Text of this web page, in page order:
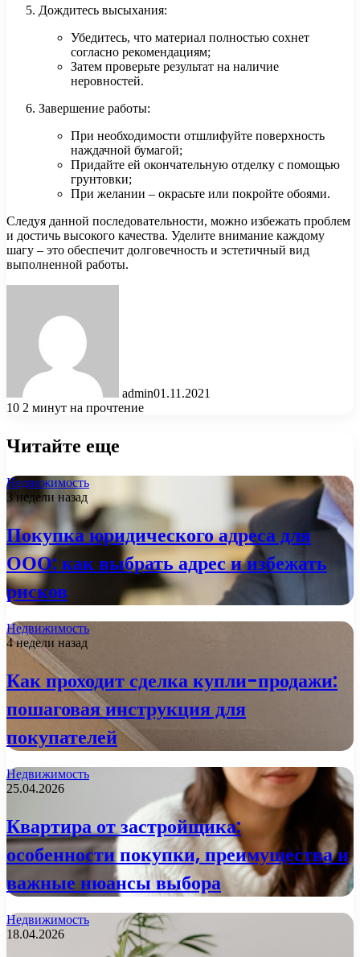
Дождитесь высыхания:
Убедитесь, что материал полностью сохнет
согласно рекомендациям;
Затем проверьте результат на наличие
неровностей.
Завершение работы:
При необходимости отшлифуйте поверхность
наждачной бумагой;
Придайте ей окончательную отделку с помощью
грунтовки;
При желании – окрасьте или покройте обоями.
Следуя данной последовательности, можно избежать проблем
и достичь высокого качества. Уделите внимание каждому
шагу – это обеспечит долговечность и эстетичный вид
выполненной работы.
admin01.11.2021
10 2 минут на прочтение
Читайте еще
Недвижимость
3 недели назад
Покупка юридического адреса для
ООО: как выбрать адрес и избежать
рисков
Недвижимость
4 недели назад
Как проходит сделка купли-продажи:
пошаговая инструкция для
покупателей
Недвижимость
25.04.2026
Квартира от застройщика:
особенности покупки, преимущества и
важные нюансы выбора
Недвижимость
18.04.2026